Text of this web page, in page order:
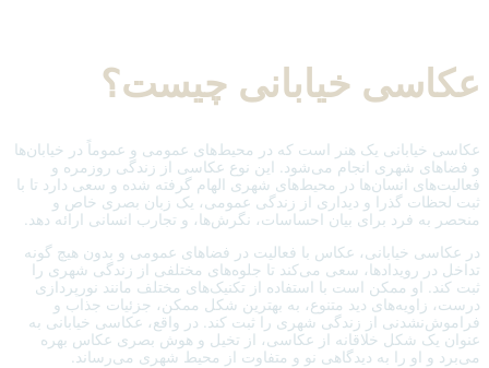
عکاسی خیابانی چیست؟
عکاسی خیابانی یک هنر است که در محیط‌های عمومی و عموماً در خیابان‌ها
و فضاهای شهری انجام می‌شود. این نوع عکاسی از زندگی روزمره و
فعالیت‌های انسان‌ها در محیط‌های شهری الهام گرفته شده و سعی دارد تا با
ثبت لحظات گذرا و دیداری از زندگی عمومی، یک زبان بصری خاص و
منحصر به فرد برای بیان احساسات، نگرش‌ها، و تجارب انسانی ارائه دهد.
در عکاسی خیابانی، عکاس با فعالیت در فضاهای عمومی و بدون هیچ گونه
تداخل در رویدادها، سعی می‌کند تا جلوه‌های مختلفی از زندگی شهری را
ثبت کند. او ممکن است با استفاده از تکنیک‌های مختلف مانند نورپردازی
درست، زاویه‌های دید متنوع، به بهترین شکل ممکن، جزئیات جذاب و
فراموش‌نشدنی از زندگی شهری را ثبت کند. در واقع، عکاسی خیابانی به
عنوان یک شکل خلاقانه از عکاسی، از تخیل و هوش بصری عکاس بهره
می‌برد و او را به دیدگاهی نو و متفاوت از محیط شهری می‌رساند.